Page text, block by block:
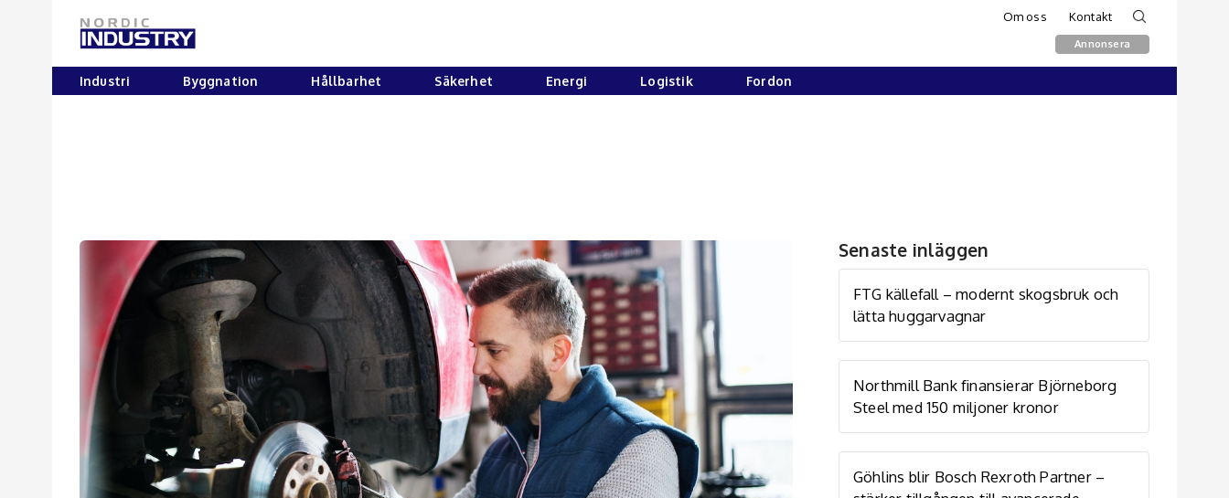
Om oss Kontakt
Annonsera
Industri Byggnation Hållbarhet Säkerhet Energi Logistik Fordon
Senaste inläggen
FTG källefall – modernt skogsbruk och
lätta huggarvagnar
Northmill Bank finansierar Björneborg
Steel med 150 miljoner kronor
Göhlins blir Bosch Rexroth Partner –